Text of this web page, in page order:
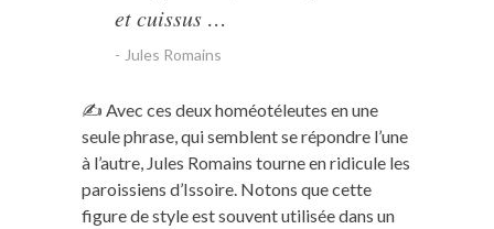
et cuissus …
Jules Romains
✍️ Avec ces deux homéotéleutes en une
seule phrase, qui semblent se répondre l’une
à l’autre, Jules Romains tourne en ridicule les
paroissiens d’Issoire. Notons que cette
figure de style est souvent utilisée dans un